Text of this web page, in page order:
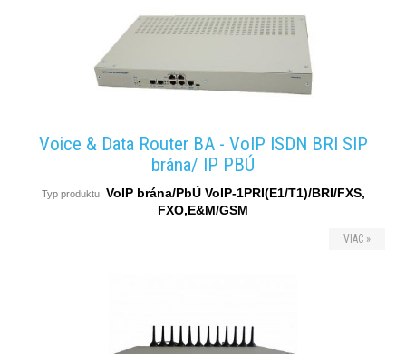
Voice & Data Router BA - VoIP ISDN BRI SIP
brána/ IP PBÚ
Typ produktu: VoIP brána/PbÚ VoIP-1PRI(E1/T1)/BRI/FXS,
FXO,E&M/GSM
VIAC »